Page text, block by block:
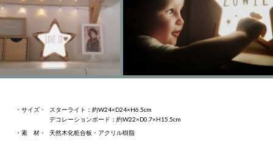
・サイズ・
スターライト：約W24×D24×H6.5cm
デコレーションボード：約W22×D0.7×H15.5cm
・素 材・
天然木化粧合板・アクリル樹脂